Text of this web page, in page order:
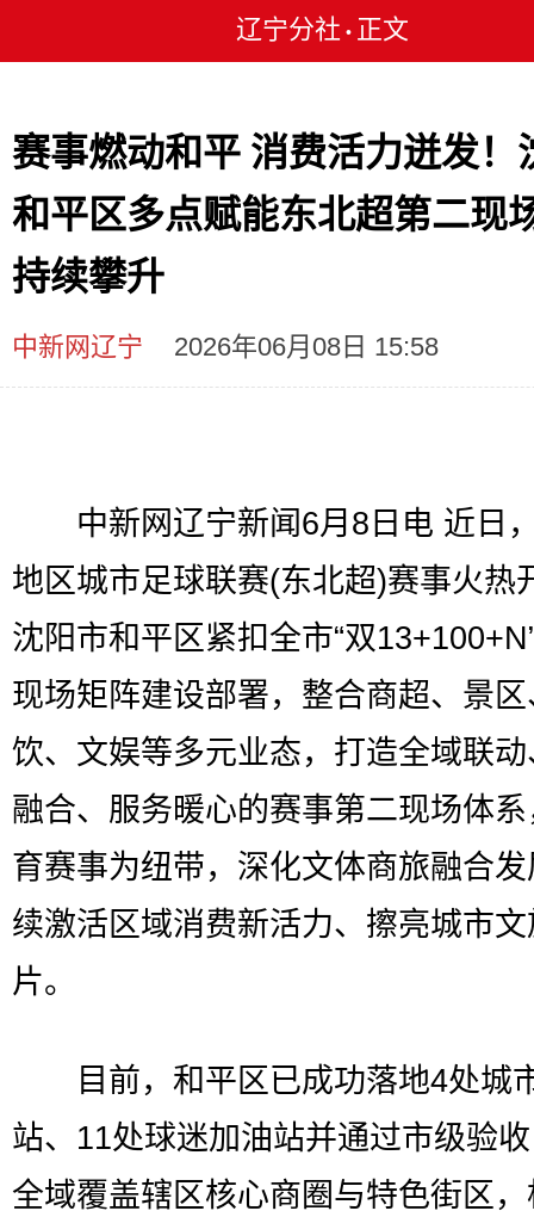
辽宁分社 • 正文
赛事燃动和平 消费活力迸发！
和平区多点赋能东北超第二现
持续攀升
中新网辽宁 2026年06月08日 15:58
中新网辽宁新闻6月8日电 近日
地区城市足球联赛(东北超)赛事火热
沈阳市和平区紧扣全市“双
现场矩阵建设部署，整合商超、景
饮、文娱等多元业态，打造全域联
融合、服务暖心的赛事第二现场体
育赛事为纽带，深化文体商旅融合
续激活区域消费新活力、擦亮城市
片。
目前，和平区已成功落地4处城
站、11处球迷加油站并通过市级验
全域覆盖辖区核心商圈与特色街区